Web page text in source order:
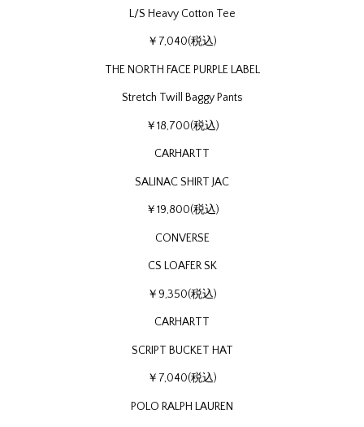
L/S Heavy Cotton Tee
￥7,040(税込)
THE NORTH FACE PURPLE LABEL
Stretch Twill Baggy Pants
￥18,700(税込)
CARHARTT
SALINAC SHIRT JAC
￥19,800(税込)
CONVERSE
CS LOAFER SK
￥9,350(税込)
CARHARTT
SCRIPT BUCKET HAT
￥7,040(税込)
POLO RALPH LAUREN